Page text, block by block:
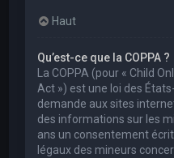
Haut
Qu’est-ce que la COPPA ?
La COPPA (pour « Child
Act ») est une loi des
demande aux sites
des informations sur les
ans un consentement
légaux des mineurs